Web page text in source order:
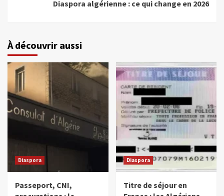
Diaspora algérienne : ce qui change en 2026
À découvrir aussi
Diaspora
Passeport, CNI,
Diaspora
Titre de séjour en